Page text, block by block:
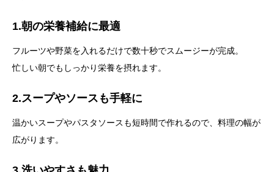
1.朝の栄養補給に最適
フルーツや野菜を入れるだけで数十秒でスムージーが完成。
忙しい朝でもしっかり栄養を摂れます。
2.スープやソースも手軽に
温かいスープやパスタソースも短時間で作れるので、料理の幅が
広がります。